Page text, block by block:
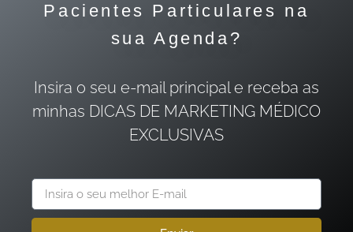
Pacientes Particulares na
sua Agenda?
Insira o seu e-mail principal e receba as
minhas DICAS DE MARKETING MÉDICO
EXCLUSIVAS